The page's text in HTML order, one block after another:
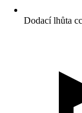
Dodací lhůta